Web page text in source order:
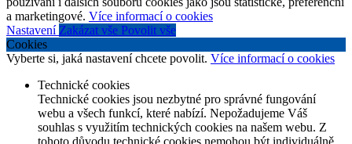
a marketingové. Více informací o cookies
Nastavení Zakázat vše Povolit vše
Cookies
Vyberte si, jaká nastavení chcete povolit. Více informací o cookies
Technické cookies
Technické cookies jsou nezbytné pro správné fungování
webu a všech funkcí, které nabízí. Nepožadujeme Váš
souhlas s využitím technických cookies na našem webu. Z